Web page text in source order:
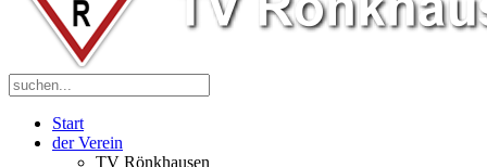
Start
der Verein
TV Rönkhausen